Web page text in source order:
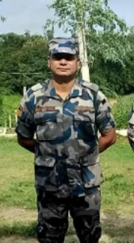
बढीको
अवैध
सामान
बरामद,
बरैनिया
बीओपीको
मात्रै
४८
लाख
५०
हजारको
योगदान